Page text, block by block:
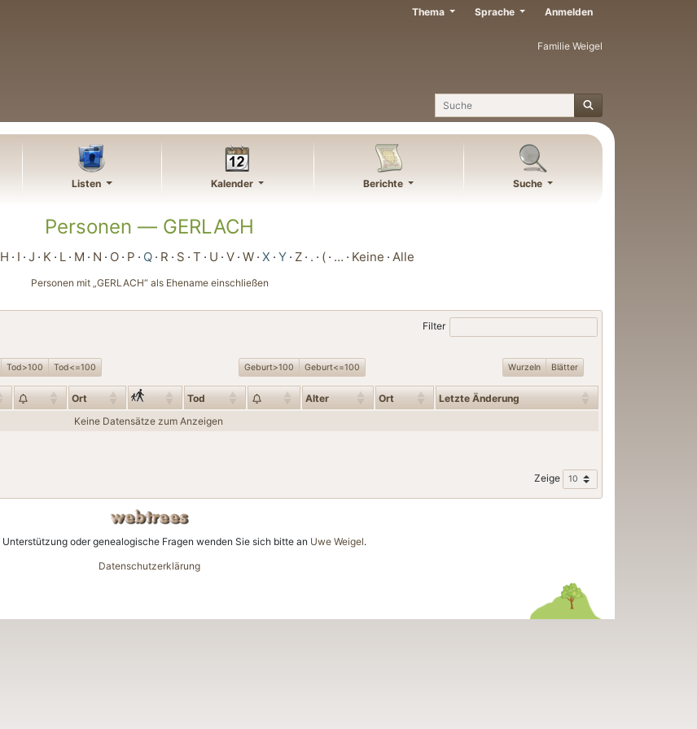
Familie Weigel
Suche
Thema Sprache Anmelden
Listen Kalender Berichte Suche
Personen — GERLACH
H I J K L M N O P Q R S T U V W X Y Z . ( … Keine Alle
Personen mit „GERLACH“ als Ehename einschließen
Filter
Tod>100 Tod<=100 Geburt>100 Geburt<=100 Wurzeln Blätter
Ort Tod Alter Ort
Letzte Änderung
Keine Datensätze zum Anzeigen
Zeige
oder genealogische Fragen wenden Sie sich bitte an Uwe Weigel.
Datenschutzerklärung